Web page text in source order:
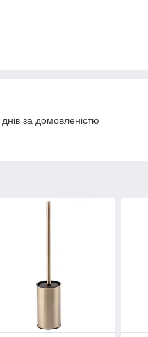
за домовленістю